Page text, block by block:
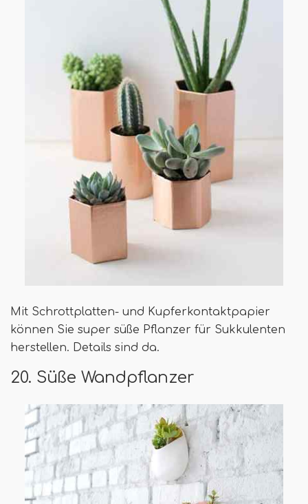
Mit Schrottplatten- und Kupferkontaktpapier
können Sie super süße Pflanzer für Sukkulenten
herstellen. Details sind da.
20. Süße Wandpflanzer